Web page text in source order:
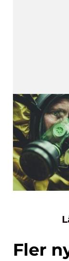
Fler